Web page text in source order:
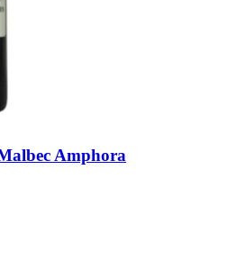
Amphora